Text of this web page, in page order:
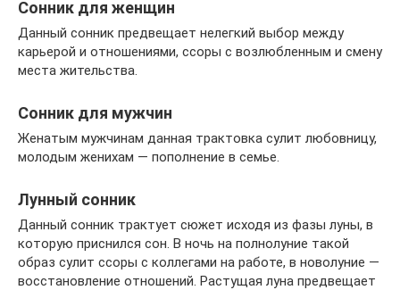
Сонник для женщин
Данный сонник предвещает нелегкий выбор между
карьерой и отношениями, ссоры с возлюбленным и смену
места жительства.
Сонник для мужчин
Женатым мужчинам данная трактовка сулит любовницу,
молодым женихам — пополнение в семье.
Лунный сонник
Данный сонник трактует сюжет исходя из фазы луны, в
которую приснился сон. В ночь на полнолуние такой
образ сулит ссоры с коллегами на работе, в новолуние —
восстановление отношений. Растущая луна предвещает